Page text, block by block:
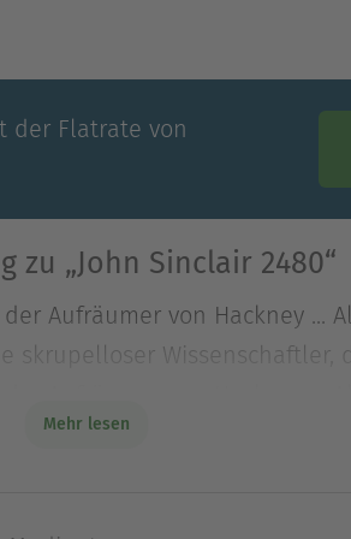
der Flatrate von
zu „John Sinclair 2480“
Aufräumer von Hackney ...
skrupelloser Wissenschaftler,
skrupelloser Wissenschaftler,
Mehr lesen